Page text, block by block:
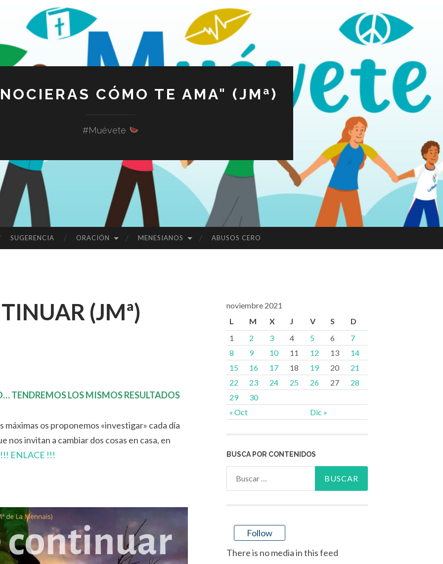
CÓMO TE AMA" (JMª)
#Muévete
SUGERENCIA ORACIÓN MENESIANOS ABUSOS CERO
(JMª)
TENDREMOS LOS MISMOS RESULTADOS
máximas os proponemos «investigar» cada día
nos invitan a cambiar dos cosas en casa, en
!!! ENLACE !!!
noviembre 2021
L
M X J V S D
« Oct Dic »
1 2 3 4 5 6
7
8
9 10 11 12 13
14
15
16 17 18 19 20
21
22
23 24 25 26 27
28
29
30
BUSCA POR CONTENIDOS
Follow
There is no media in this feed